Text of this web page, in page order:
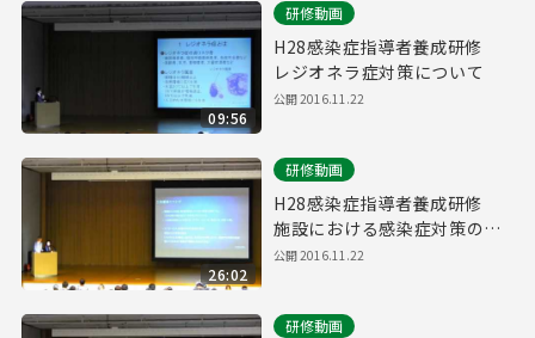
09:56
研修動画
H28感染症指導者養成研修
レジオネラ症対策について
公開2016.11.22
26:02
研修動画
H28感染症指導者養成研修
施設における感染症対策の取
組事例（成幸ホーム）
公開2016.11.22
研修動画